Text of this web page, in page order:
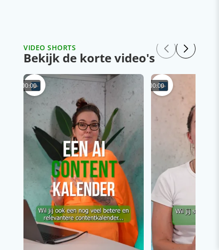
VIDEO SHORTS
Bekijk de korte video's
00:00 00:00